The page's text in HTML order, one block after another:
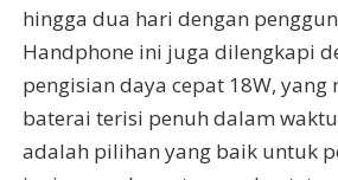
hingga dua hari dengan
Handphone ini juga dilengkapi
pengisian daya cepat 18W,
baterai terisi penuh dalam
adalah pilihan yang baik untuk